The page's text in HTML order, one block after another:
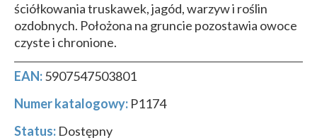
ściółkowania truskawek, jagód, warzyw i roślin
ozdobnych. Położona na gruncie pozostawia owoce
czyste i chronione.
EAN:5907547503801
Numer katalogowy: P1174
Status: Dostępny